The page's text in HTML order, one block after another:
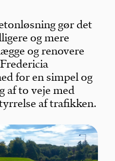
gør det
og mere
og renovere
for en simpel og
af to veje med
af trafikken.